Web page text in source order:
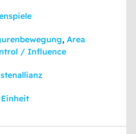
,Area
/ Influence
Einheit